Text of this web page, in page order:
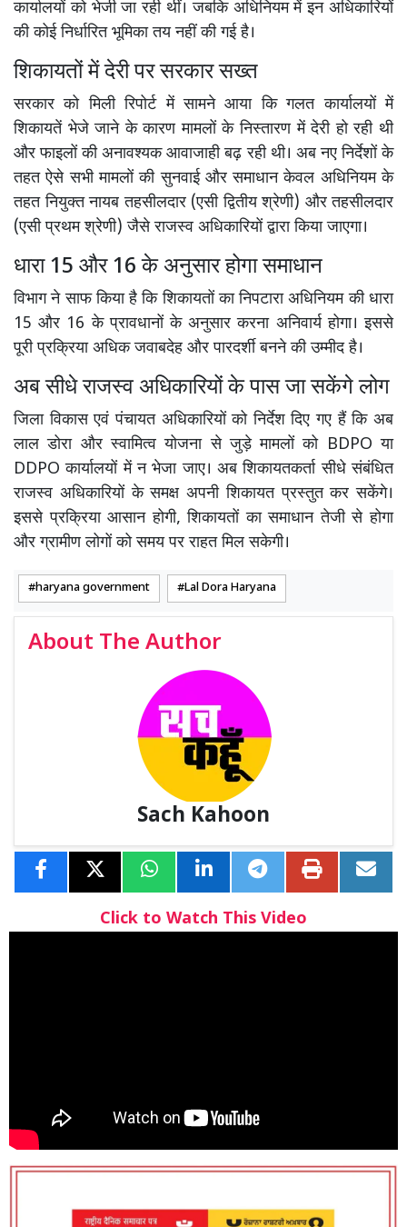
कार्यालयों को भेजी जा रही थीं। जबकि अधिनियम में इन अधिकारियों
की कोई निर्धारित भूमिका तय नहीं की गई है।
शिकायतों में देरी पर सरकार सख्त
सरकार को मिली रिपोर्ट में सामने आया कि गलत कार्यालयों में
शिकायतें भेजे जाने के कारण मामलों के निस्तारण में देरी हो रही थी
और फाइलों की अनावश्यक आवाजाही बढ़ रही थी। अब नए निर्देशों के
तहत ऐसे सभी मामलों की सुनवाई और समाधान केवल अधिनियम के
तहत नियुक्त नायब तहसीलदार (एसी द्वितीय श्रेणी) और तहसीलदार
(एसी प्रथम श्रेणी) जैसे राजस्व अधिकारियों द्वारा किया जाएगा।
धारा 15 और 16 के अनुसार होगा समाधान
विभाग ने साफ किया है कि शिकायतों का निपटारा अधिनियम की धारा
15 और 16 के प्रावधानों के अनुसार करना अनिवार्य होगा। इससे
पूरी प्रक्रिया अधिक जवाबदेह और पारदर्शी बनने की उम्मीद है।
अब सीधे राजस्व अधिकारियों के पास जा सकेंगे लोग
जिला विकास एवं पंचायत अधिकारियों को निर्देश दिए गए हैं कि अब
लाल डोरा और स्वामित्व योजना से जुड़े मामलों को BDPO या
DDPO कार्यालयों में न भेजा जाए। अब शिकायतकर्ता सीधे संबंधित
राजस्व अधिकारियों के समक्ष अपनी शिकायत प्रस्तुत कर सकेंगे।
इससे प्रक्रिया आसान होगी, शिकायतों का समाधान तेजी से होगा
और ग्रामीण लोगों को समय पर राहत मिल सकेगी।
haryana government Lal Dora Haryana
About The Author
Sach Kahoon
Click to Watch This Video